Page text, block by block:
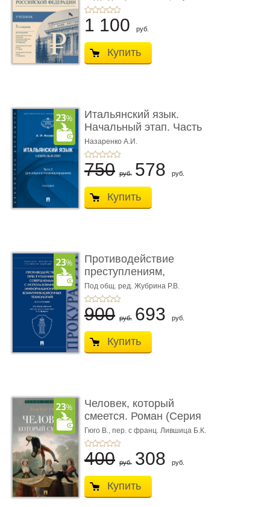
...
А.Г., Красюкова А.В.
1 100 руб.
Купить
Итальянский язык.
Начальный этап. Часть
2. Учеб� ...
Назаренко А.И.
750 руб. 578 руб.
Купить
Противодействие
преступлениям,
совершаемым с ...
Под общ. ред. Жубрина Р.В.
900 руб. 693 руб.
Купить
Человек, который
смеется. Роман (Серия
«Роман с ...
Гюго В., пер. с франц. Лившица Б.К.
400 руб. 308 руб.
Купить